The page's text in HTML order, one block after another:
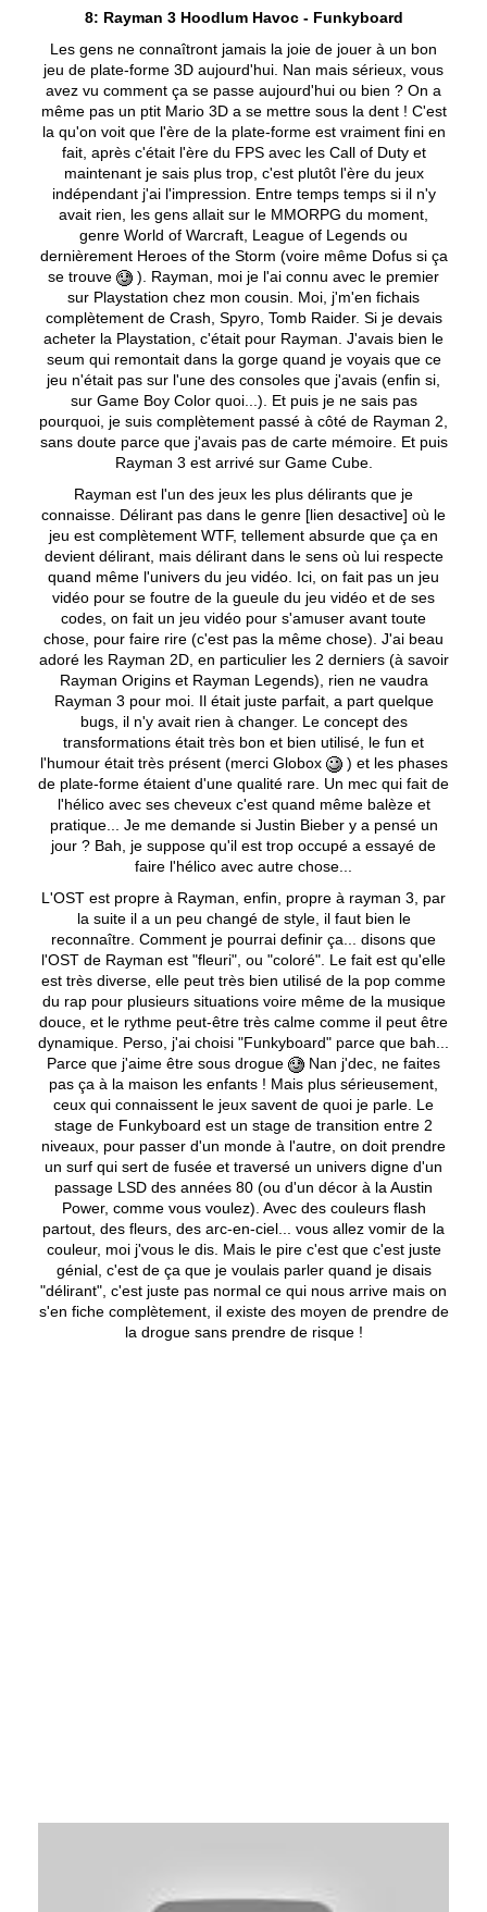
8: Rayman 3 Hoodlum Havoc - Funkyboard
Les gens ne connaîtront jamais la joie de jouer à un bon
jeu de plate-forme 3D aujourd'hui. Nan mais sérieux, vous
avez vu comment ça se passe aujourd'hui ou bien ? On a
même pas un ptit Mario 3D a se mettre sous la dent ! C'est
la qu'on voit que l'ère de la plate-forme est vraiment fini en
fait, après c'était l'ère du FPS avec les Call of Duty et
maintenant je sais plus trop, c'est plutôt l'ère du jeux
indépendant j'ai l'impression. Entre temps temps si il n'y
avait rien, les gens allait sur le MMORPG du moment,
genre World of Warcraft, League of Legends ou
dernièrement Heroes of the Storm (voire même Dofus si ça
se trouve
). Rayman, moi je l'ai connu avec le premier
sur Playstation chez mon cousin. Moi, j'm'en fichais
complètement de Crash, Spyro, Tomb Raider. Si je devais
acheter la Playstation, c'était pour Rayman. J'avais bien le
seum qui remontait dans la gorge quand je voyais que ce
jeu n'était pas sur l'une des consoles que j'avais (enfin si,
sur Game Boy Color quoi...). Et puis je ne sais pas
pourquoi, je suis complètement passé à côté de Rayman 2,
sans doute parce que j'avais pas de carte mémoire. Et puis
Rayman 3 est arrivé sur Game Cube.
Rayman est l'un des jeux les plus délirants que je
connaisse. Délirant pas dans le genre [lien desactive] où le
jeu est complètement WTF, tellement absurde que ça en
devient délirant, mais délirant dans le sens où lui respecte
quand même l'univers du jeu vidéo. Ici, on fait pas un jeu
vidéo pour se foutre de la gueule du jeu vidéo et de ses
codes, on fait un jeu vidéo pour s'amuser avant toute
chose, pour faire rire (c'est pas la même chose). J'ai beau
adoré les Rayman 2D, en particulier les 2 derniers (à savoir
Rayman Origins et Rayman Legends), rien ne vaudra
Rayman 3 pour moi. Il était juste parfait, a part quelque
bugs, il n'y avait rien à changer. Le concept des
transformations était très bon et bien utilisé, le fun et
l'humour était très présent (merci Globox
) et les phases
de plate-forme étaient d'une qualité rare. Un mec qui fait de
l'hélico avec ses cheveux c'est quand même balèze et
pratique... Je me demande si Justin Bieber y a pensé un
jour ? Bah, je suppose qu'il est trop occupé a essayé de
faire l'hélico avec autre chose...
L'OST est propre à Rayman, enfin, propre à rayman 3, par
la suite il a un peu changé de style, il faut bien le
reconnaître. Comment je pourrai definir ça... disons que
l'OST de Rayman est "fleuri", ou "coloré". Le fait est qu'elle
est très diverse, elle peut très bien utilisé de la pop comme
du rap pour plusieurs situations voire même de la musique
douce, et le rythme peut-être très calme comme il peut être
dynamique. Perso, j'ai choisi "Funkyboard" parce que bah...
Parce que j'aime être sous drogue
Nan j'dec, ne faites
pas ça à la maison les enfants ! Mais plus sérieusement,
ceux qui connaissent le jeux savent de quoi je parle. Le
stage de Funkyboard est un stage de transition entre 2
niveaux, pour passer d'un monde à l'autre, on doit prendre
un surf qui sert de fusée et traversé un univers digne d'un
passage LSD des années 80 (ou d'un décor à la Austin
Power, comme vous voulez). Avec des couleurs flash
partout, des fleurs, des arc-en-ciel... vous allez vomir de la
couleur, moi j'vous le dis. Mais le pire c'est que c'est juste
génial, c'est de ça que je voulais parler quand je disais
"délirant", c'est juste pas normal ce qui nous arrive mais on
s'en fiche complètement, il existe des moyen de prendre de
la drogue sans prendre de risque !